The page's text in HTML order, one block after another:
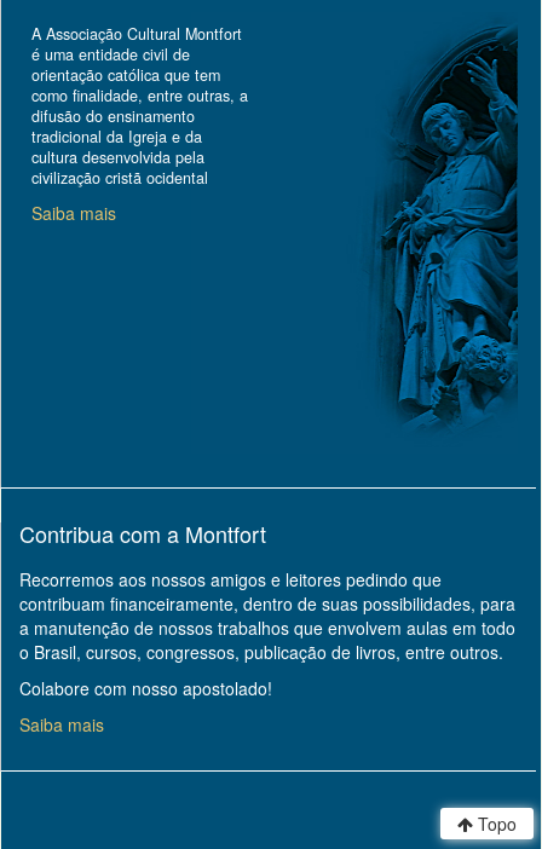
Topo
A Associação Cultural Montfort
é uma entidade civil de
orientação católica que tem
como finalidade, entre outras, a
difusão do ensinamento
tradicional da Igreja e da
cultura desenvolvida pela
civilização cristã ocidental
Saiba mais
Contribua com a Montfort
Recorremos aos nossos amigos e leitores pedindo que
contribuam financeiramente, dentro de suas possibilidades, para
a manutenção de nossos trabalhos que envolvem aulas em todo
o Brasil, cursos, congressos, publicação de livros, entre outros.
Colabore com nosso apostolado!
Saiba mais